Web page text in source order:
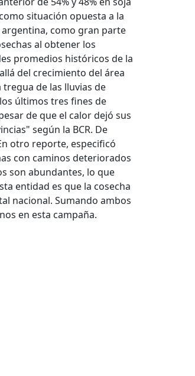
situación opuesta a la
como gran parte
al obtener los
promedios históricos de la
del crecimiento del área
de las lluvias de
últimos tres fines de
de que el calor dejó sus
según la BCR. De
otro reporte, especificó
con caminos deteriorados
son abundantes, lo que
entidad es que la cosecha
nacional. Sumando ambos
en esta campaña.